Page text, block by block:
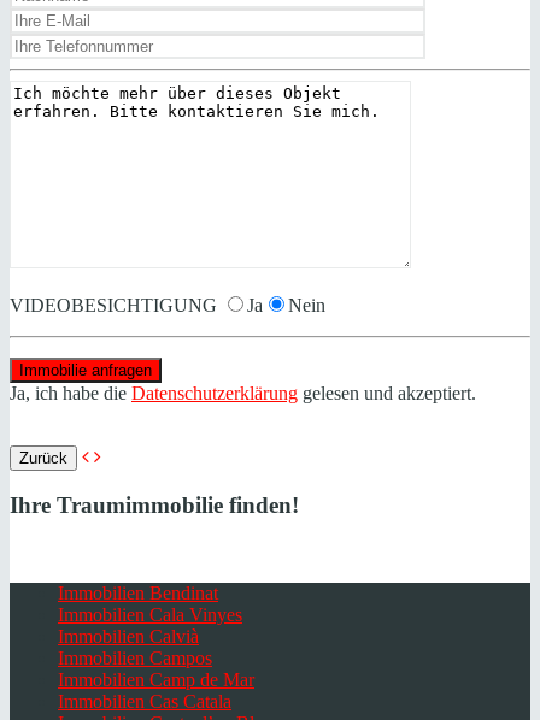
VIDEOBESICHTIGUNG Ja Nein
Ja, ich habe die Datenschutzerklärung gelesen und akzeptiert.
Zurück
Ihre Traumimmobilie finden!
Immobilien Bendinat
Immobilien Cala Vinyes
Immobilien Calvià
Immobilien Campos
Immobilien Camp de Mar
Immobilien Cas Catala